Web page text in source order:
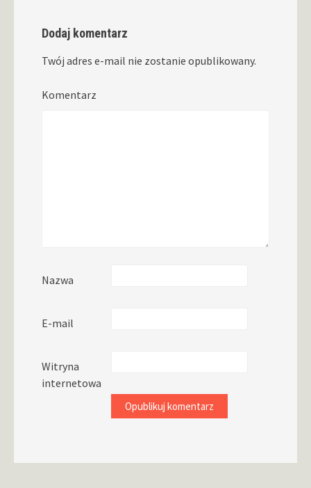
Dodaj komentarz
Twój adres e-mail nie zostanie opublikowany.
Komentarz
Nazwa
E-mail
Witryna
internetowa